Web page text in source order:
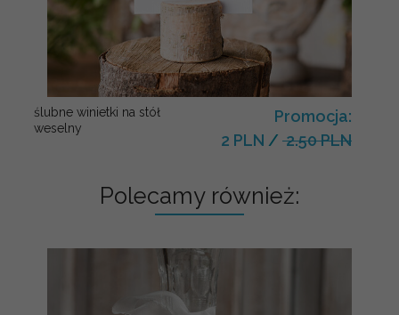
ślubne winietki na stół
weselny
Promocja:
2 PLN / 2.50 PLN
Polecamy również: